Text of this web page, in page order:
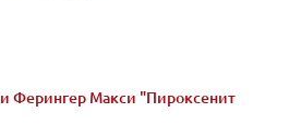
Ферингер Макси "Пироксенит